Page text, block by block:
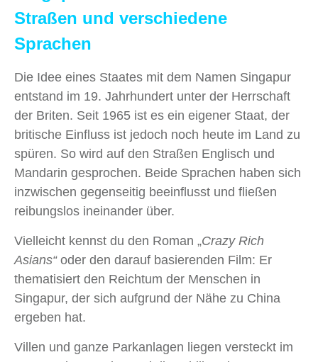
Straßen und verschiedene
Sprachen
Die Idee eines Staates mit dem Namen Singapur
entstand im 19. Jahrhundert unter der Herrschaft
der Briten. Seit 1965 ist es ein eigener Staat, der
britische Einfluss ist jedoch noch heute im Land zu
spüren. So wird auf den Straßen Englisch und
Mandarin gesprochen. Beide Sprachen haben sich
inzwischen gegenseitig beeinflusst und fließen
reibungslos ineinander über.
Vielleicht kennst du den Roman „Crazy Rich
Asians“ oder den darauf basierenden Film: Er
thematisiert den Reichtum der Menschen in
Singapur, der sich aufgrund der Nähe zu China
ergeben hat.
Villen und ganze Parkanlagen liegen versteckt im